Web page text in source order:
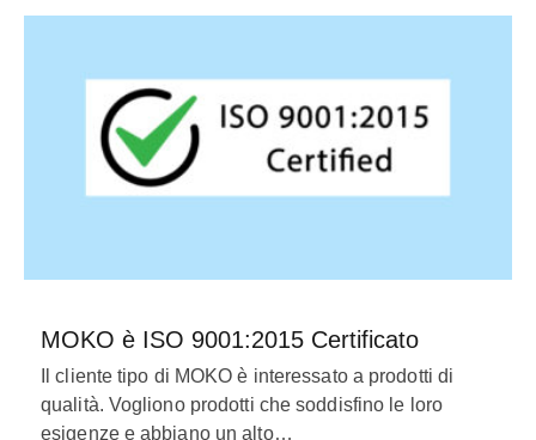
MOKO è ISO 9001:2015 Certificato
Il cliente tipo di MOKO è interessato a prodotti di
qualità. Vogliono prodotti che soddisfino le loro
esigenze e abbiano un alto…